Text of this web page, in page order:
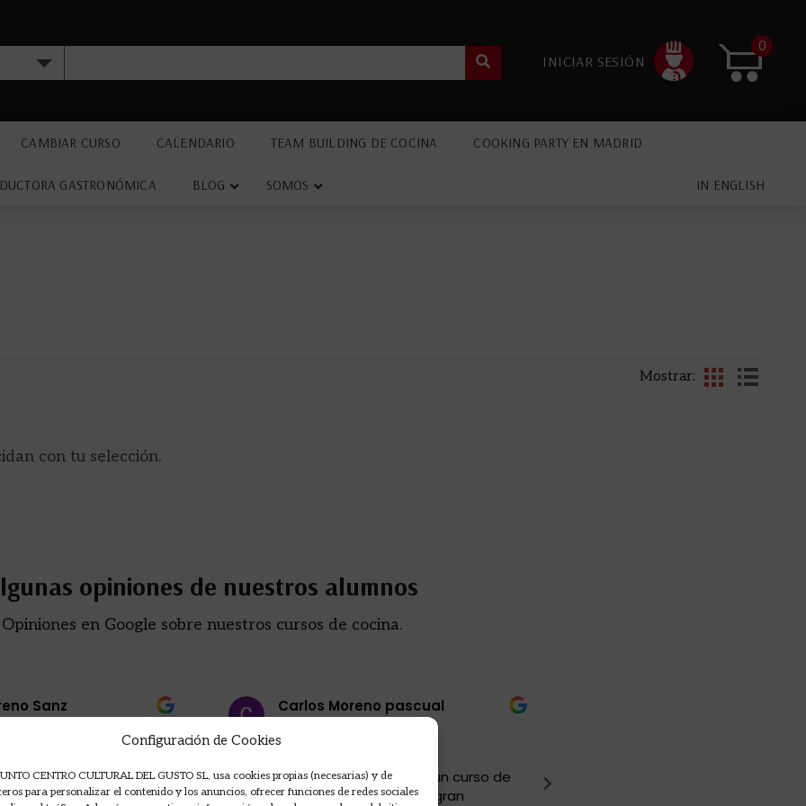
Configuración de Cookies
CENTRO CULTURAL DEL GUSTO SL, usa cookies propias (necesarias) y de
para personalizar el contenido y los anuncios, ofrecer funciones de redes sociales
INICIAR SESIÓN
0
CAMBIAR CURSO CALENDARIO TEAM BUILDING DE COCINA COOKING PARTY EN MADRID
GASTRONÓMICA BLOG SOMOS IN ENGLISH
Mostrar:
con tu selección.
opiniones de nuestros alumnos
Opiniones en Google sobre nuestros cursos de cocina.
Sanz
para cocineros
avanzar en
Carlos Moreno pascual
hace 1 mes
Profesional. Iñigo nos ha dado un curso de
alta cocina mediterránea con gran